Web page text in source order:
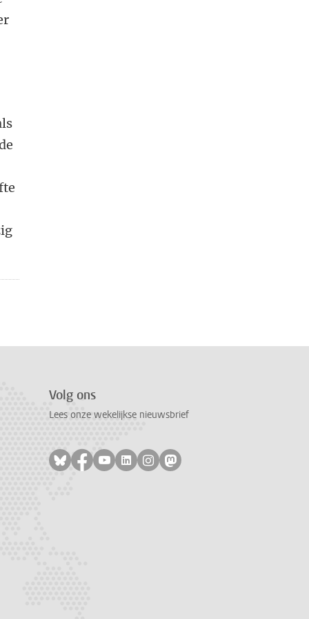
Volg ons
Lees onze wekelijkse nieuwsbrief
Volg ons op bluesky
Volg ons op facebook
Volg ons op youtube
Volg ons op linkedin
Volg ons op instagram
Volg ons op mastodon